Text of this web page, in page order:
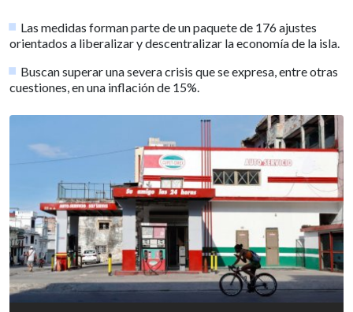
Las medidas forman parte de un paquete de 176 ajustes
orientados a liberalizar y descentralizar la economía de la isla.
Buscan superar una severa crisis que se expresa, entre otras
cuestiones, en una inflación de 15%.